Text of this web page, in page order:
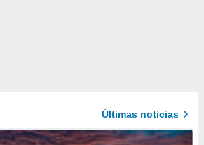
Últimas noticias